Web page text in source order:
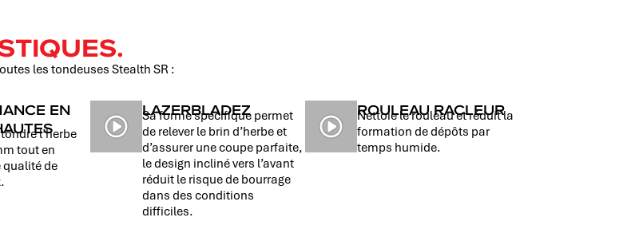
les tondeuses Stealth SR :
EN
l’herbe
tout en
de
LAZERBLADEZ
Sa forme spécifique permet
de relever le brin d’herbe et
d’assurer une coupe parfaite,
le design incliné vers l’avant
réduit le risque de bourrage
dans des conditions
difficiles.
ROULEAU RACLEUR
Nettoie le rouleau et réduit la
formation de dépôts par
temps humide.